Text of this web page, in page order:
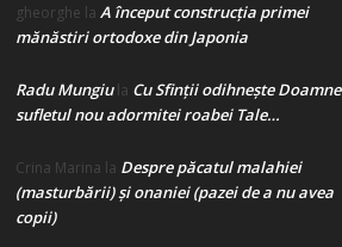
gheorghe la A început construcţia primei
mănăstiri ortodoxe din Japonia
Radu Mungiula Cu Sfinții odihnește Doamne
sufletul nou adormitei roabei Tale…
Crina Marina la Despre păcatul malahiei
(masturbării) şi onaniei (pazei de a nu avea
copii)